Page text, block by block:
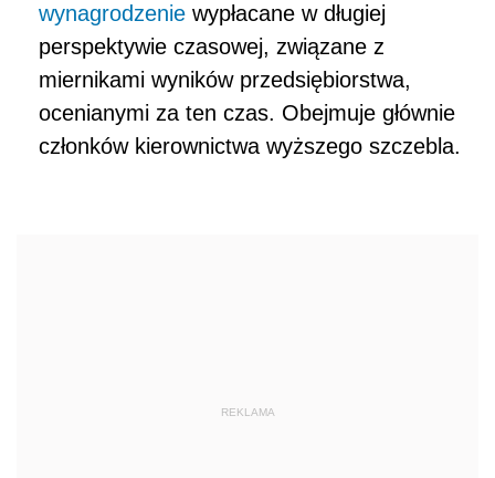
wynagrodzenie wypłacane w długiej
perspektywie czasowej, związane z
miernikami wyników przedsiębiorstwa,
ocenianymi za ten czas. Obejmuje głównie
członków kierownictwa wyższego szczebla.